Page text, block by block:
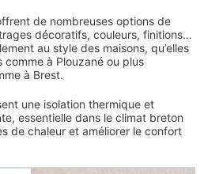
de nombreuses options de
décoratifs, couleurs, finitions…
au style des maisons, qu’elles
comme à Plouzané ou plus
à Brest.
une isolation thermique et
essentielle dans le climat breton
de chaleur et améliorer le confort